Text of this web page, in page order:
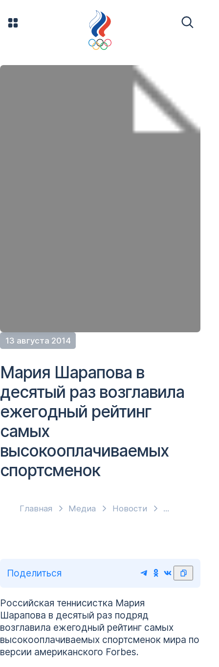
13 августа 2014
Главная Медиа Новости
Мария Шарапова в
десятый раз возглавила
ежегодный рейтинг
самых
высокооплачиваемых
спортсменок
Поделиться
Российская теннисистка Мария
Шарапова в десятый раз подряд
возглавила ежегодный рейтинг самых
высокооплачиваемых спортсменок мира по
версии американского Forbes.